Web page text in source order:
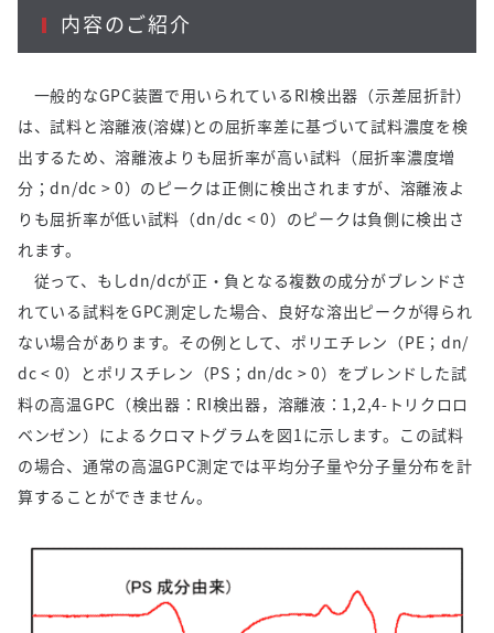
内容のご紹介
一般的なGPC装置で用いられているRI検出器（示差屈折計）
は、試料と溶離液(溶媒)との屈折率差に基づいて試料濃度を検
出するため、溶離液よりも屈折率が高い試料（屈折率濃度増
分；dn/dc > 0）のピークは正側に検出されますが、溶離液よ
りも屈折率が低い試料（dn/dc < 0）のピークは負側に検出さ
れます。
従って、もしdn/dcが正・負となる複数の成分がブレンドさ
れている試料をGPC測定した場合、良好な溶出ピークが得られ
ない場合があります。その例として、ポリエチレン（PE；dn/
dc < 0）とポリスチレン（PS；dn/dc > 0）をブレンドした試
料の高温GPC（検出器：RI検出器，溶離液：1,2,4-トリクロロ
ベンゼン）によるクロマトグラムを図1に示します。この試料
の場合、通常の高温GPC測定では平均分子量や分子量分布を計
算することができません。